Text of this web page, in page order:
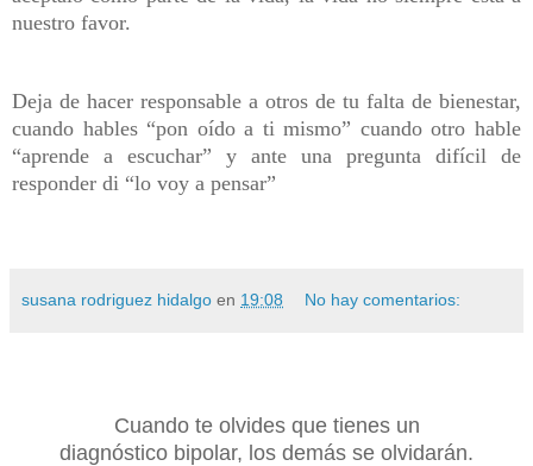
nuestro favor.
Deja de hacer responsable a otros de tu falta de bienestar,
cuando hables “pon oído a ti mismo” cuando otro hable
“aprende a escuchar” y ante una pregunta difícil de
responder di “lo voy a pensar”
susana rodriguez hidalgo en 19:08 No hay comentarios:
Cuando te olvides que tienes un
diagnóstico bipolar, los demás se olvidarán.